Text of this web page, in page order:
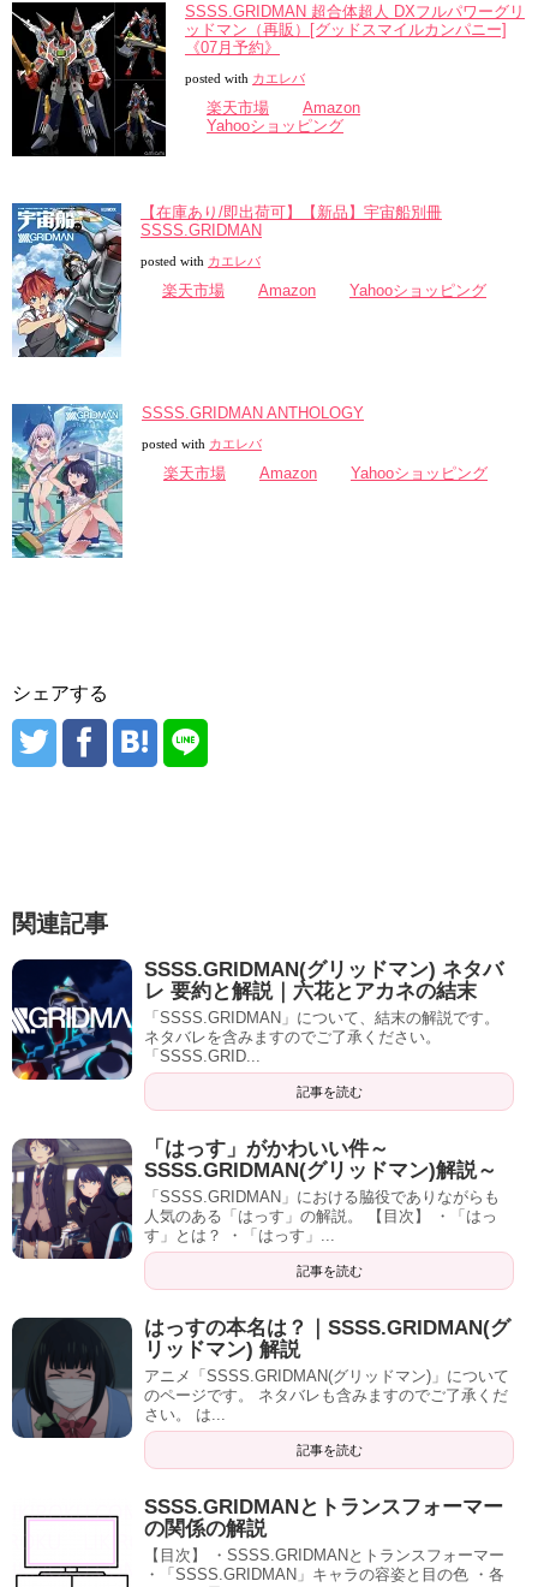
SSSS.GRIDMAN 超合体超人 DXフルパワーグリ
ッドマン（再販）[グッドスマイルカンパニー]
《07月予約》
posted with カエレバ
楽天市場
Amazon
Yahooショッピング
【在庫あり/即出荷可】【新品】宇宙船別冊
SSSS.GRIDMAN
posted with カエレバ
楽天市場 Amazon Yahooショッピング
SSSS.GRIDMAN ANTHOLOGY
posted with カエレバ
楽天市場 Amazon Yahooショッピング
シェアする
関連記事
SSSS.GRIDMAN(グリッドマン) ネタバ
レ 要約と解説｜六花とアカネの結末
「SSSS.GRIDMAN」について、結末の解説です。
ネタバレを含みますのでご了承ください。
「SSSS.GRID...
記事を読む
「はっす」がかわいい件～
SSSS.GRIDMAN(グリッドマン)解説～
「SSSS.GRIDMAN」における脇役でありながらも
人気のある「はっす」の解説。 【目次】 ・「はっ
す」とは？ ・「はっす」...
記事を読む
はっすの本名は？｜SSSS.GRIDMAN(グ
リッドマン) 解説
アニメ「SSSS.GRIDMAN(グリッドマン)」について
のページです。 ネタバレも含みますのでご了承くだ
さい。 は...
記事を読む
SSSS.GRIDMANとトランスフォーマー
の関係の解説
【目次】 ・SSSS.GRIDMANとトランスフォーマー
・「SSSS.GRIDMAN」キャラの容姿と目の色 ・各